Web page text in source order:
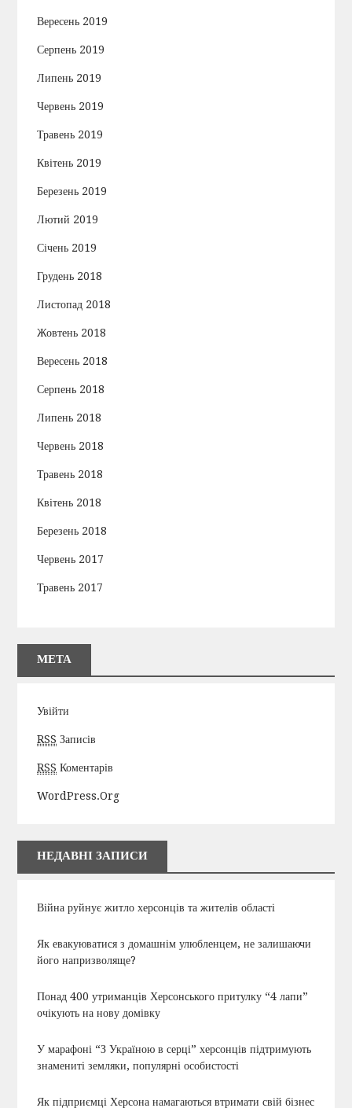
Вересень 2019
Серпень 2019
Липень 2019
Червень 2019
Травень 2019
Квітень 2019
Березень 2019
Лютий 2019
Січень 2019
Грудень 2018
Листопад 2018
Жовтень 2018
Вересень 2018
Серпень 2018
Липень 2018
Червень 2018
Травень 2018
Квітень 2018
Березень 2018
Червень 2017
Травень 2017
МЕТА
Увійти
RSS Записів
RSS Коментарів
WordPress.org
НЕДАВНІ ЗАПИСИ
Війна руйнує житло херсонців та жителів області
Як евакуюватися з домашнім улюбленцем, не залишаючи
його напризволяще?
Понад 400 утриманців Херсонського притулку “4 лапи”
очікують на нову домівку
У марафоні “З Україною в серці” херсонців підтримують
знамениті земляки, популярні особистості
Як підприємці Херсона намагаються втримати свій бізнес